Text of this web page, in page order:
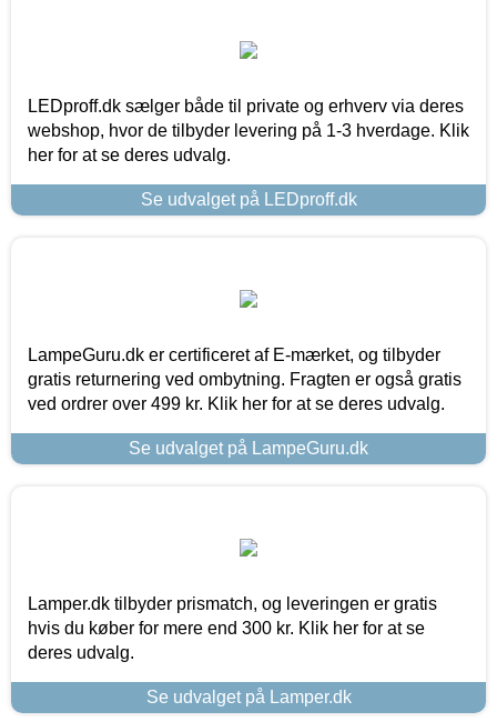
LEDproff.dk sælger både til private og erhverv via deres
webshop, hvor de tilbyder levering på 1-3 hverdage. Klik
her for at se deres udvalg.
Se udvalget på LEDproff.dk
LampeGuru.dk er certificeret af E-mærket, og tilbyder
gratis returnering ved ombytning. Fragten er også gratis
ved ordrer over 499 kr. Klik her for at se deres udvalg.
Se udvalget på LampeGuru.dk
Lamper.dk tilbyder prismatch, og leveringen er gratis
hvis du køber for mere end 300 kr. Klik her for at se
deres udvalg.
Se udvalget på Lamper.dk